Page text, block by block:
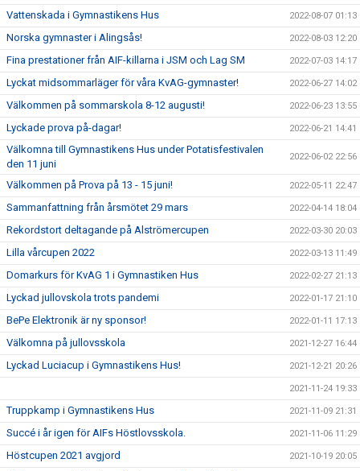
Vattenskada i Gymnastikens Hus 2022-08-07 01:13
Norska gymnaster i Alingsås! 2022-08-03 12:20
Fina prestationer från AIF-killarna i JSM och Lag SM 2022-07-03 14:17
Lyckat midsommarläger för våra KvAG-gymnaster! 2022-06-27 14:02
Välkommen på sommarskola 8-12 augusti! 2022-06-23 13:55
Lyckade prova på-dagar! 2022-06-21 14:41
Välkomna till Gymnastikens Hus under Potatisfestivalen
den 11 juni
2022-06-02 22:56
Välkommen på Prova på 13 - 15 juni! 2022-05-11 22:47
Sammanfattning från årsmötet 29 mars 2022-04-14 18:04
Rekordstort deltagande på Alströmercupen 2022-03-30 20:03
Lilla vårcupen 2022 2022-03-13 11:49
Domarkurs för KvAG 1 i Gymnastiken Hus 2022-02-27 21:13
Lyckad jullovskola trots pandemi 2022-01-17 21:10
BePe Elektronik är ny sponsor! 2022-01-11 17:13
Välkomna på jullovsskola 2021-12-27 16:44
Lyckad Luciacup i Gymnastikens Hus! 2021-12-21 20:26
2021-11-24 19:33
Truppkamp i Gymnastikens Hus 2021-11-09 21:31
Succé i år igen för AIFs Höstlovsskola. 2021-11-06 11:29
Höstcupen 2021 avgjord 2021-10-19 20:05